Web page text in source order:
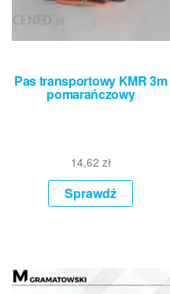
Pas transportowy KMR 3m
pomarańczowy
14,62 zł
Sprawdź